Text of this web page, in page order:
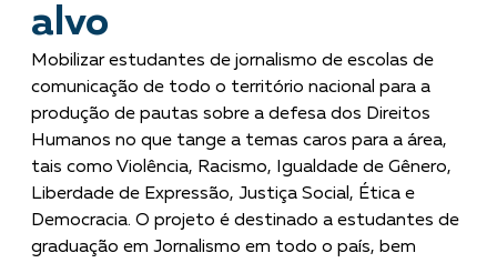
alvo
Mobilizar estudantes de jornalismo de escolas de
comunicação de todo o território nacional para a
produção de pautas sobre a defesa dos Direitos
Humanos no que tange a temas caros para a área,
tais como Violência, Racismo, Igualdade de Gênero,
Liberdade de Expressão, Justiça Social, Ética e
Democracia. O projeto é destinado a estudantes de
graduação em Jornalismo em todo o país, bem